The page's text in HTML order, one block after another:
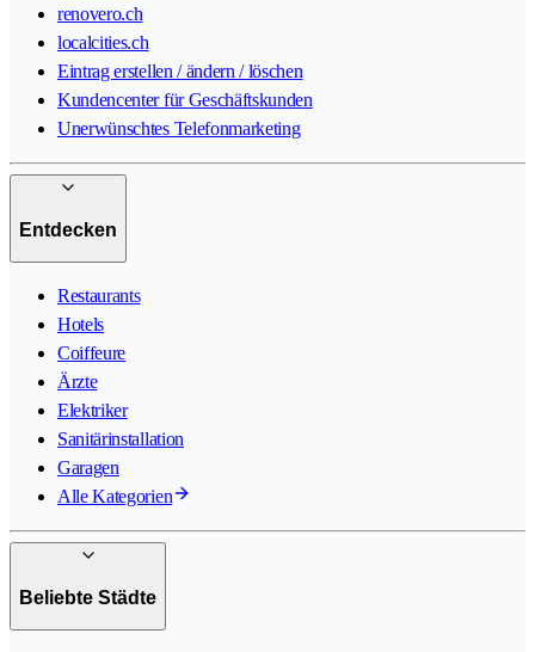
renovero.ch
localcities.ch
Eintrag erstellen / ändern / löschen
Kundencenter für Geschäftskunden
Unerwünschtes Telefonmarketing
Entdecken
Restaurants
Hotels
Coiffeure
Ärzte
Elektriker
Sanitärinstallation
Garagen
Alle Kategorien
Beliebte Städte